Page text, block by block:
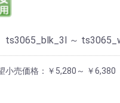
ts3065_blk_3l ～
小売価格： ￥5,280～ ￥6,380